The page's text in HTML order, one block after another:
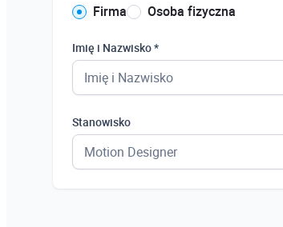
Firma Osoba fizyczna
Imię i Nazwisko *
Stanowisko